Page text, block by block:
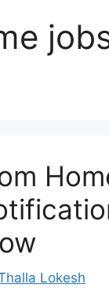
Lokesh